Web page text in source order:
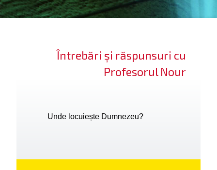
te
Întrebări și răspunsuri cu
Profesorul Nour
Unde locuiește Dumnezeu?